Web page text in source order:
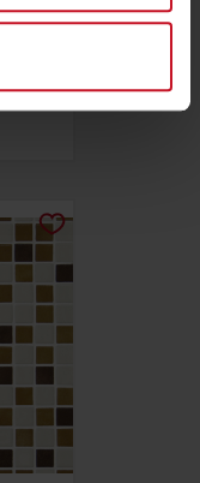
Twoje osobiste
preferencje w
chwili.
o tym, jak
z innymi danymi
podczas